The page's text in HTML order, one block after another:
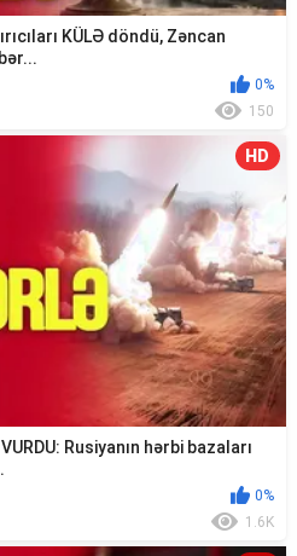
KÜLƏ döndü, Zəncan
0%
150
HD
Rusiyanın hərbi bazaları
0%
1.6K